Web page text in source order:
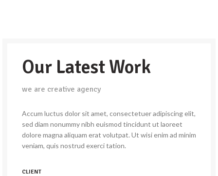
Our Latest Work
we are creative agency
Accum luctus dolor sit amet, consectetuer adipiscing elit,
sed diam nonummy nibh euismod tincidunt ut laoreet
dolore magna aliquam erat volutpat. Ut wisi enim ad minim
veniam, quis nostrud exerci tation.
CLIENT